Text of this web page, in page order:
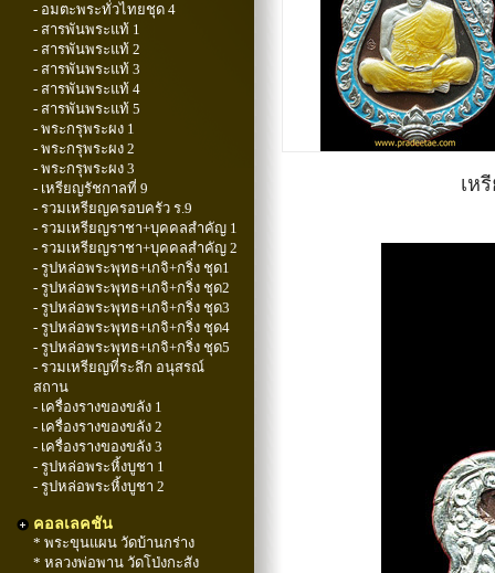
- อมตะพระทั่วไทยชุด 4
- สารพันพระแท้ 1
- สารพันพระแท้ 2
- สารพันพระแท้ 3
- สารพันพระแท้ 4
- สารพันพระแท้ 5
- พระกรุพระผง 1
- พระกรุพระผง 2
- พระกรุพระผง 3
- เหรียญรัชกาลที่ 9
- รวมเหรียญครอบครัว ร.9
- รวมเหรียญราชา+บุคคลสำคัญ 1
- รวมเหรียญราชา+บุคคลสำคัญ 2
- รูปหล่อพระพุทธ+เกจิ+กริ่ง ชุด1
- รูปหล่อพระพุทธ+เกจิ+กริ่ง ชุด2
- รูปหล่อพระพุทธ+เกจิ+กริ่ง ชุด3
- รูปหล่อพระพุทธ+เกจิ+กริ่ง ชุด4
- รูปหล่อพระพุทธ+เกจิ+กริ่ง ชุด5
- รวมเหรียญที่ระลึก อนุสรณ์
สถาน
- เครื่องรางของขลัง 1
- เครื่องรางของขลัง 2
- เครื่องรางของขลัง 3
- รูปหล่อพระหิ้งบูชา 1
- รูปหล่อพระหิ้งบูชา 2
คอลเลคชัน
* พระขุนแผน วัดบ้านกร่าง
* หลวงพ่อพาน วัดโป่งกะสัง
เห